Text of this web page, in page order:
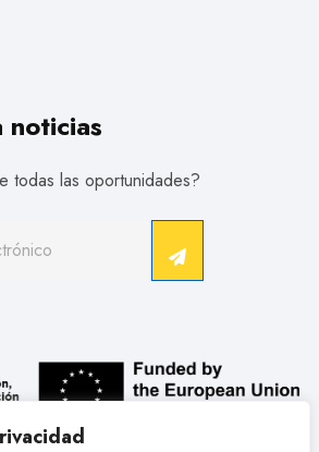
noticias
todas las oportunidades?